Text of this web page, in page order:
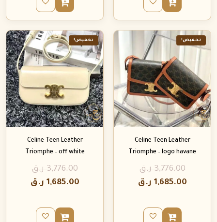
تخفيض!
Celine Teen Leather
Triomphe – logo havane
3,776.00 ر.ق
1,685.00 ر.ق
تخفيض!
Celine Teen Leather
Triomphe – off white
3,776.00 ر.ق
1,685.00 ر.ق